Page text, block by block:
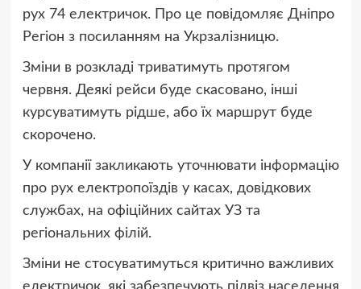
рух 74 електричок. Про це повідомляє Дніпро
Регіон з посиланням на Укрзалізницю.
Зміни в розкладі триватимуть протягом
червня. Деякі рейси буде скасовано, інші
курсуватимуть рідше, або їх маршрут буде
скорочено.
У компанії закликають уточнювати інформацію
про рух електропоїздів у касах, довідкових
службах, на офіційних сайтах УЗ та
регіональних філій.
Зміни не стосуватимуться критично важливих